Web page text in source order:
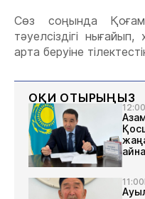
Сөз соңында
тәуелсіздігі
арта беруіне
ОҚИ ОТЫРЫҢЫЗ
12:00
11:00